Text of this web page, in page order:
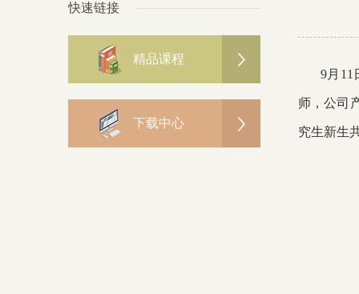
快速链接
精品课程
下载中心
9月11
师，公司
究生新生